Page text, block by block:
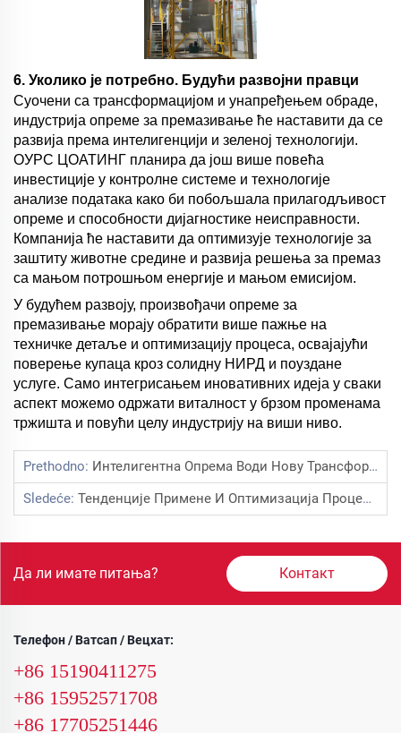
6. Уколико је потребно. Будући развојни правци
Суочени са трансформацијом и унапређењем обраде,
индустрија опреме за премазивање ће наставити да се
развија према интелигенцији и зеленој технологији.
ОУРС ЦОАТИНГ планира да још више повећа
инвестиције у контролне системе и технологије
анализе података како би побољшала прилагодљивост
опреме и способности дијагностике неисправности.
Компанија ће наставити да оптимизује технологије за
заштиту животне средине и развија решења за премаз
са мањом потрошњом енергије и мањом емисијом.
У будућем развоју, произвођачи опреме за
премазивање морају обратити више пажње на
техничке детаље и оптимизацију процеса, освајајући
поверење купаца кроз солидну НИРД и поуздане
услуге. Само интегрисањем иновативних идеја у сваки
аспект можемо одржати виталност у брзом променама
тржишта и повући целу индустрију на виши ниво.
Prethodno: Интелигентна Опрема Води Нову Трансформацију У Индустрији Премаза
Sledeće: Тенденције Примене И Оптимизација Процеса Прашковог Премаза У Индустрији Кућних Апарата
Да ли имате питања? Контакт
Телефон / Ватсап / Вецхат:
+86 15190411275
+86 15952571708
+86 17705251446